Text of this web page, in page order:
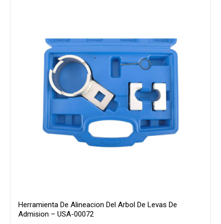
Herramienta De Alineacion Del Arbol De Levas De
Admision – USA-00072